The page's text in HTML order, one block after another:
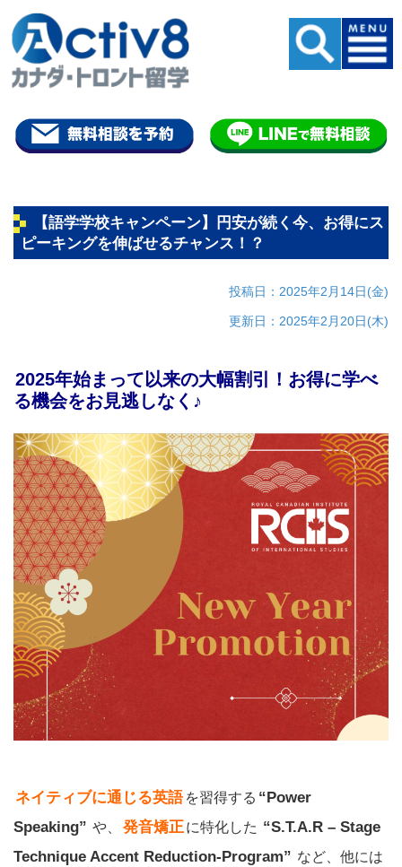
【語学学校キャンペーン】円安が続く今、お得にス
ピーキングを伸ばせるチャンス！？
投稿日：2025年2月14日(金)
更新日：2025年2月20日(木)
2025年始まって以来の大幅割引！お得に学べ
る機会をお見逃しなく♪
ネイティブに通じる英語 を習得する “Power
Speaking” や、 発音矯正に特化した “S.T.A.R – Stage
Technique Accent Reduction-Program” など、他には